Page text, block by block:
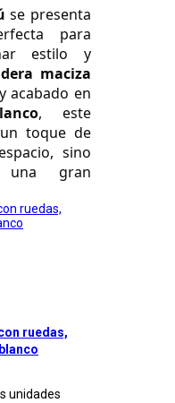
se presenta
para
estilo y
maciza
acabado en
, este
toque de
sino
una gran
ruedas,
unidades